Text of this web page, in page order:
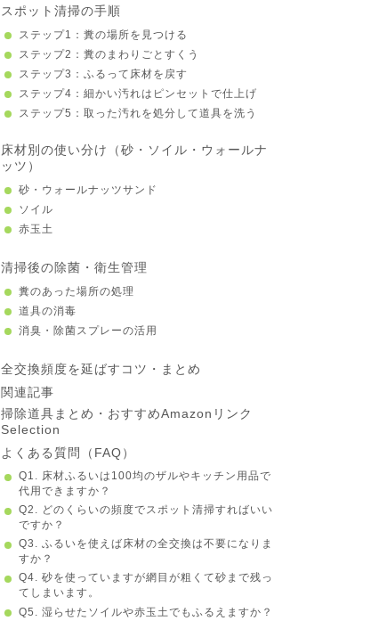
スポット清掃の手順
ステップ1：糞の場所を見つける
ステップ2：糞のまわりごとすくう
ステップ3：ふるって床材を戻す
ステップ4：細かい汚れはピンセットで仕上げ
ステップ5：取った汚れを処分して道具を洗う
床材別の使い分け（砂・ソイル・ウォールナ
ッツ）
砂・ウォールナッツサンド
ソイル
赤玉土
清掃後の除菌・衛生管理
糞のあった場所の処理
道具の消毒
消臭・除菌スプレーの活用
全交換頻度を延ばすコツ・まとめ
関連記事
掃除道具まとめ・おすすめAmazonリンク
Selection
よくある質問（FAQ）
Q1. 床材ふるいは100均のザルやキッチン用品で
代用できますか？
Q2. どのくらいの頻度でスポット清掃すればいい
ですか？
Q3. ふるいを使えば床材の全交換は不要になりま
すか？
Q4. 砂を使っていますが網目が粗くて砂まで残っ
てしまいます。
Q5. 湿らせたソイルや赤玉土でもふるえますか？